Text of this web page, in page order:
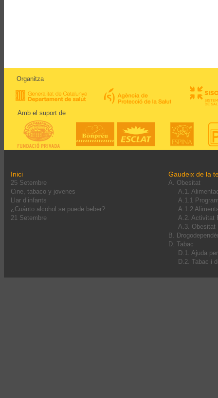
Organitza
Amb el suport de
Inici
25 Setembre
Cine, tabaco y jovenes
Llar d’infants
¿Cuánto alcohol se puede beber?
21 Setembre
Gaudeix de la
A. Obesitat
A.1.
A.1.1
A.1.2
A.2. Activitat
A.3. Obesitat
B.
D. Tabac
D.1. Ajuda
D.2. Tabac i